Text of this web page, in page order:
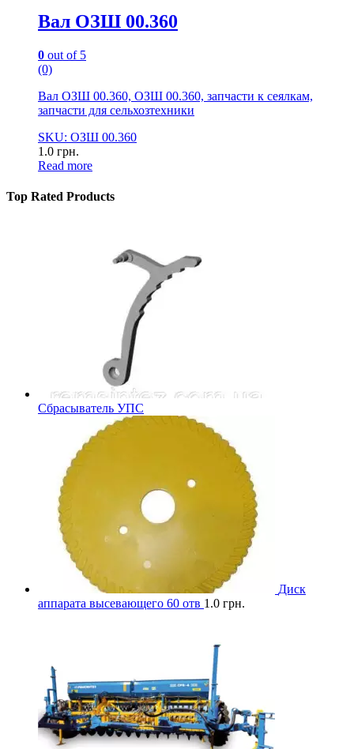
Вал ОЗШ 00.360
0 out of 5
(0)
Вал ОЗШ 00.360, ОЗШ 00.360, запчасти к сеялкам,
запчасти для сельхозтехники
SKU: ОЗШ 00.360
1.0 грн.
Read more
Top Rated Products
Сбрасыватель УПС
Диск
аппарата высевающего 60 отв 1.0 грн.